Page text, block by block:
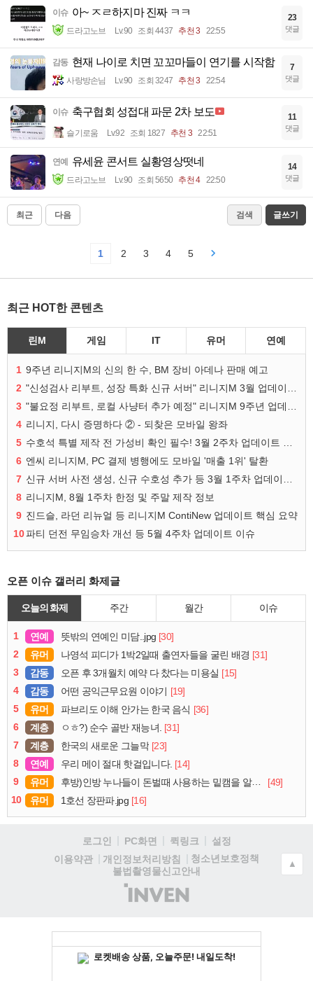
이슈 아~ ㅈㄹ하지마 진짜 ㅋㅋ
드라고노브 Lv.90 조회 4437 추천 3 22:55
23
댓글
감동 현재 나이로 치면 꼬꼬마들이 연기를 시작함
사랑방손님 Lv.90 조회 3247 추천 3 22:54
7
댓글
이슈 축구협회 성접대 파문 2차 보도
슬기로움 Lv.92 조회 1827 추천 3 22:51
11
댓글
연예 유세윤 콘서트 실황영상떳네
드라고노브 Lv.90 조회 5650 추천 4 22:50
14
댓글
최근 다음 검색 글쓰기
1 2 3 4 5
최근 HOT한 콘텐츠
린M 게임 IT 유머 연예
1 9주년 리니지M의 신의 한 수, BM 장비 아데나 판매 예고
2
3
4 리니지, 다시 증명하다 ② - 되찾은 모바일 왕좌
5
6 엔씨 리니지M, PC 결제 병행에도 모바일 '매출 1위' 탈환
7
8 리니지M, 8월 1주차 한정 및 주말 제작 정보
9 진드슬, 라던 리뉴얼 등 리니지M ContiNew 업데이트 핵심 요약
10파티 던전 무임승차 개선 등 5월 4주차 업데이트 이슈
오픈 이슈 갤러리 화제글
오늘의 화제 주간 월간 이슈
1 연예 뜻밖의 연예인 미담..jpg [30]
2
유머 나영석 피디가 1박2일때 출연자들을 굴린 배경 [31]
3
감동 오픈 후 3개월치 예약 다 찼다는 미용실 [15]
4
감동 어떤 공익근무요원 이야기 [19]
5
유머 파브리도 이해 안가는 한국 음식 [36]
6
계층 ㅇㅎ?) 순수 골반 재능녀. [31]
7
계층 한국의 새로운 그늘막 [23]
8
연예 우리 메이 절대 핫걸입니다. [14]
9
유머 후방)인방 누나들이 돈벌때 사용하는 밑캠을 알아보자
[49]
10
유머 1호선 장판파.jpg [16]
로그인 PC화면 퀵링크
설정
이용약관
개인정보처리방침
청소년보호정책
불법촬영물신고안내
(주)
인
▲